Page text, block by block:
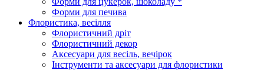
Форми для печива
Флористика, весілля
Флористичний дріт
Флористичний декор
Аксесуари для весіль, вечірок
Інструменти та аксесуари для флористики